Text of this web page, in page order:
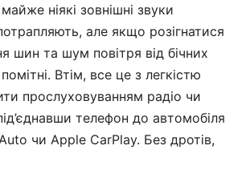
ніякі зовнішні звуки
але якщо розігнатися
шин та шум повітря від бічних
Втім, все це з легкістю
прослуховуванням радіо чи
телефон до автомобіля
чи Apple CarPlay. Без дротів,